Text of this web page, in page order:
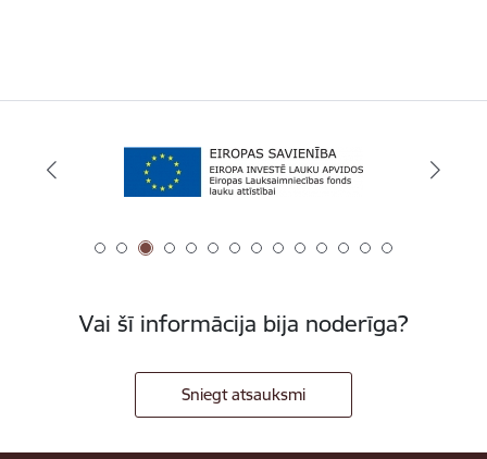
Vai šī informācija bija noderīga?
Sniegt atsauksmi